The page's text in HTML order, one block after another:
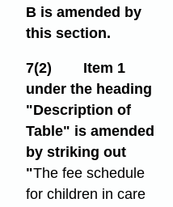
B is amended by
this section.
7(2)
Item 1
under the heading
"Description of
Table" is amended
by striking out
"The fee schedule
for children in care